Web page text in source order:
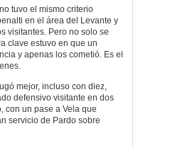
tuvo el mismo criterio
en el área del Levante y
visitantes. Pero no solo se
clave estuvo en que un
y apenas los cometió. Es el
mejor, incluso con diez,
defensivo visitante en dos
con un pase a Vela que
servicio de Pardo sobre